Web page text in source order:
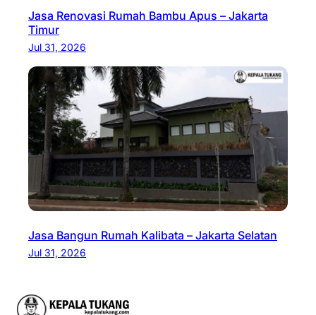
Jasa Renovasi Rumah Bambu Apus – Jakarta
Timur
Jul 31, 2026
Jasa Bangun Rumah Kalibata – Jakarta Selatan
Jul 31, 2026